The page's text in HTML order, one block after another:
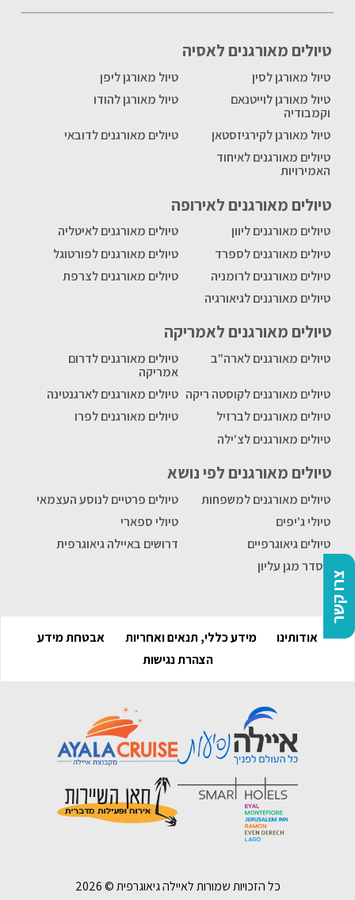
צרו קשר
טיולים מאורגנים לאסיה
טיול מאורגן לסין
טיול מאורגן ליפן
טיול מאורגן לוייטנאם
וקמבודיה
טיול מאורגן להודו
טיול מאורגן לקירגיזסטאן
טיולים מאורגנים לדובאי
טיולים מאורגנים לאיחוד
האמירויות
טיולים מאורגנים לאירופה
טיולים מאורגנים ליוון
טיולים מאורגנים לאיטליה
טיולים מאורגנים לספרד
טיולים מאורגנים לפורטוגל
טיולים מאורגנים לרומניה
טיולים מאורגנים לצרפת
טיולים מאורגנים לגיאורגיה
טיולים מאורגנים לאמריקה
טיולים מאורגנים לארה"ב
טיולים מאורגנים לדרום
אמריקה
טיולים מאורגנים לקוסטה ריקה טיולים מאורגנים לארגנטינה
טיולים מאורגנים לברזיל
טיולים מאורגנים לפרו
טיולים מאורגנים לצ'ילה
טיולים מאורגנים לפי נושא
טיולים מאורגנים למשפחות
טיולים פרטיים לנוסע העצמאי
טיולי ג'יפים
טיולי ספארי
טיולים גיאוגרפיים
דרושים באיילה גיאוגרפית
הסדר מגן עליון
אודותינו מידע כללי, תנאים ואחריות
אבטחת מידע
הצהרת נגישות
כל הזכויות שמורות לאיילה גיאוגרפית ©2026